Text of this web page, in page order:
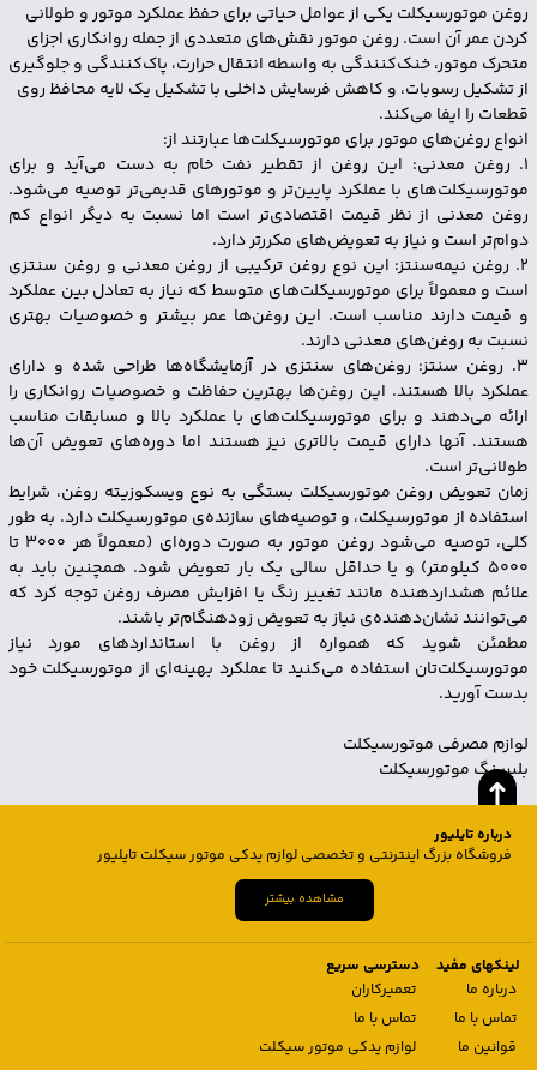
روغن موتورسیکلت یکی از عوامل حیاتی برای حفظ عملکرد موتور و طولانی
کردن عمر آن است. روغن موتور نقش‌های متعددی از جمله روانکاری اجزای
متحرک موتور، خنک‌کنندگی به واسطه انتقال حرارت، پاک‌کنندگی و جلوگیری
از تشکیل رسوبات، و کاهش فرسایش داخلی با تشکیل یک لایه محافظ روی
قطعات را ایفا می‌کند.
انواع روغن‌های موتور برای موتورسیکلت‌ها عبارتند از:
1. روغن معدنی: این روغن از تقطیر نفت خام به دست می‌آید و برای
موتورسیکلت‌های با عملکرد پایین‌تر و موتورهای قدیمی‌تر توصیه می‌شود.
روغن معدنی از نظر قیمت اقتصادی‌تر است اما نسبت به دیگر انواع کم
دوام‌تر است و نیاز به تعویض‌های مکررتر دارد.
2. روغن نیمه‌سنتز: این نوع روغن ترکیبی از روغن معدنی و روغن سنتزی
است و معمولاً برای موتورسیکلت‌های متوسط که نیاز به تعادل بین عملکرد
و قیمت دارند مناسب است. این روغن‌ها عمر بیشتر و خصوصیات بهتری
نسبت به روغن‌های معدنی دارند.
3. روغن سنتز: روغن‌های سنتزی در آزمایشگاه‌ها طراحی شده و دارای
عملکرد بالا هستند. این روغن‌ها بهترین حفاظت و خصوصیات روانکاری را
ارائه می‌دهند و برای موتورسیکلت‌های با عملکرد بالا و مسابقات مناسب
هستند. آنها دارای قیمت بالاتری نیز هستند اما دوره‌های تعویض آن‌ها
طولانی‌تر است.
زمان تعویض روغن موتورسیکلت بستگی به نوع ویسکوزیته روغن، شرایط
استفاده از موتورسیکلت، و توصیه‌های سازنده‌ی موتورسیکلت دارد. به طور
کلی، توصیه می‌شود روغن موتور به صورت دوره‌ای (معمولاً هر ۳۰۰۰ تا
۵۰۰۰ کیلومتر) و یا حداقل سالی یک بار تعویض شود. همچنین باید به
علائم هشداردهنده مانند تغییر رنگ یا افزایش مصرف روغن توجه کرد که
می‌توانند نشان‌دهنده‌ی نیاز به تعویض زودهنگام‌تر باشند.
مطمئن شوید که همواره از روغن با استانداردهای مورد نیاز
موتورسیکلت‌تان استفاده می‌کنید تا عملکرد بهینه‌ای از موتورسیکلت خود
بدست آورید.
لوازم مصرفی موتورسیکلت
بلبرینگ موتورسیکلت
درباره تایلیور
فروشگاه بزرگ اینترنتی و تخصصی لوازم یدکی موتور سیکلت تایلیور
مشاهده بیشتر
لینکهای مفید
درباره ما
تماس با ما
قوانین ما
دسترسی سریع
تعمیرکاران
تماس با ما
لوازم یدکی موتور سیکلت